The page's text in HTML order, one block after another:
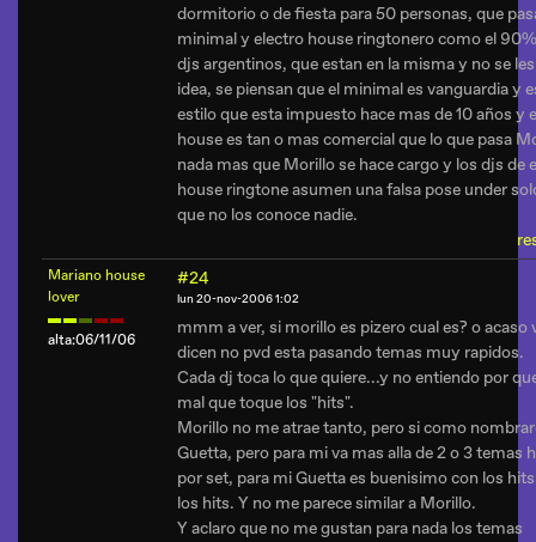
dormitorio o de fiesta para 50 personas, que
minimal y electro house ringtonero como el
djs argentinos, que estan en la misma y no se
idea, se piensan que el minimal es vanguardia y
estilo que esta impuesto hace mas de 10 años y
house es tan o mas comercial que lo que pasa
nada mas que Morillo se hace cargo y los djs de
house ringtone asumen una falsa pose under
que no los conoce nadie.
Mariano house
lover
alta:06/11/06
#24
lun 20-nov-2006 1:02
mmm a ver, si morillo es pizero cual es? o acaso
dicen no pvd esta pasando temas muy rapidos.
Cada dj toca lo que quiere...y no entiendo por
mal que toque los "hits".
Morillo no me atrae tanto, pero si como
Guetta, pero para mi va mas alla de 2 o 3 temas
por set, para mi Guetta es buenisimo con los
los hits. Y no me parece similar a Morillo.
Y aclaro que no me gustan para nada los temas